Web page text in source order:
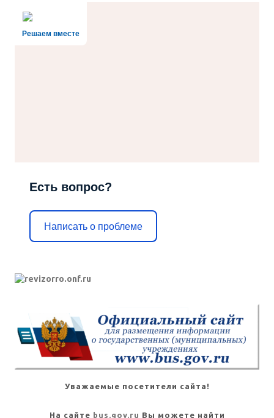
Решаем вместе
Есть вопрос?
Написать о проблеме
Уважаемые посетители сайта!
На сайте bus.gov.ru Вы можете найти